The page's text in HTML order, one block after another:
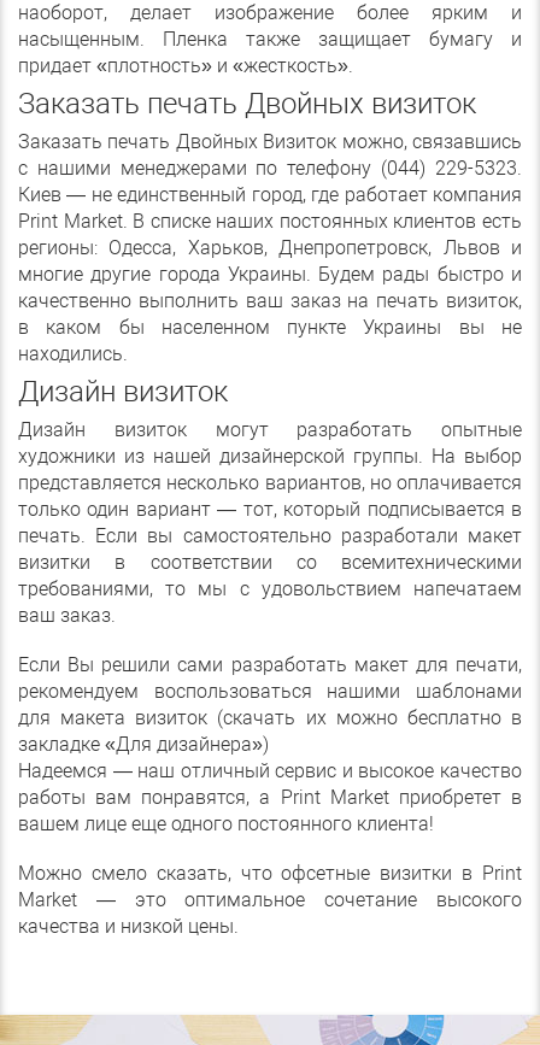
наоборот, делает изображение более ярким и
насыщенным. Пленка также защищает бумагу и
придает «плотность» и «жесткость».
Заказать печать Двойных визиток
Заказать печать Двойных Визиток можно, связавшись
с нашими менеджерами по телефону (044) 229-5323.
Киев — не единственный город, где работает компания
Print Market. В списке наших постоянных клиентов есть
регионы: Одесса, Харьков, Днепропетровск, Львов и
многие другие города Украины. Будем рады быстро и
качественно выполнить ваш заказ на печать визиток,
в каком бы населенном пункте Украины вы не
находились.
Дизайн визиток
Дизайн визиток могут разработать опытные
художники из нашей дизайнерской группы. На выбор
представляется несколько вариантов, но оплачивается
только один вариант — тот, который подписывается в
печать. Если вы самостоятельно разработали макет
визитки в соответствии со всемитехническими
требованиями, то мы с удовольствием напечатаем
ваш заказ.
Если Вы решили сами разработать макет для печати,
рекомендуем воспользоваться нашими шаблонами
для макета визиток (скачать их можно бесплатно в
закладке «Для дизайнера»)
Надеемся — наш отличный сервис и высокое качество
работы вам понравятся, а Print Market приобретет в
вашем лице еще одного постоянного клиента!
Можно смело сказать, что офсетные визитки в Print
Market — это оптимальное сочетание высокого
качества и низкой цены.